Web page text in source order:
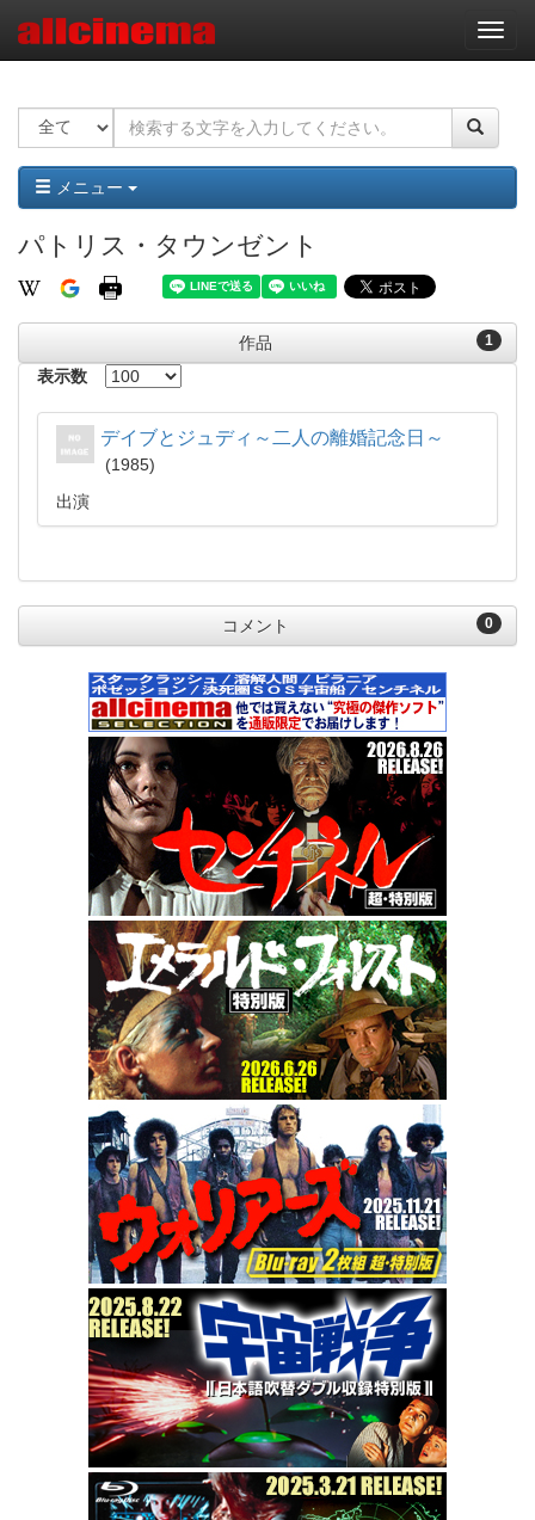
ナ
ビ
ー
ョ
ン
メニュー
パトリス・タウンゼント
1
作品
表示数
デイブとジュディ～二人の離婚記念日～
1985
出演
0
コメント